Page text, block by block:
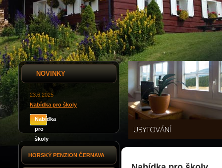
NOVINKY
23.6.2025
Nabídka pro školy
Nabídka
pro
školy
HORSKÝ PENZION ČERNAVA
UBYTOVÁNÍ